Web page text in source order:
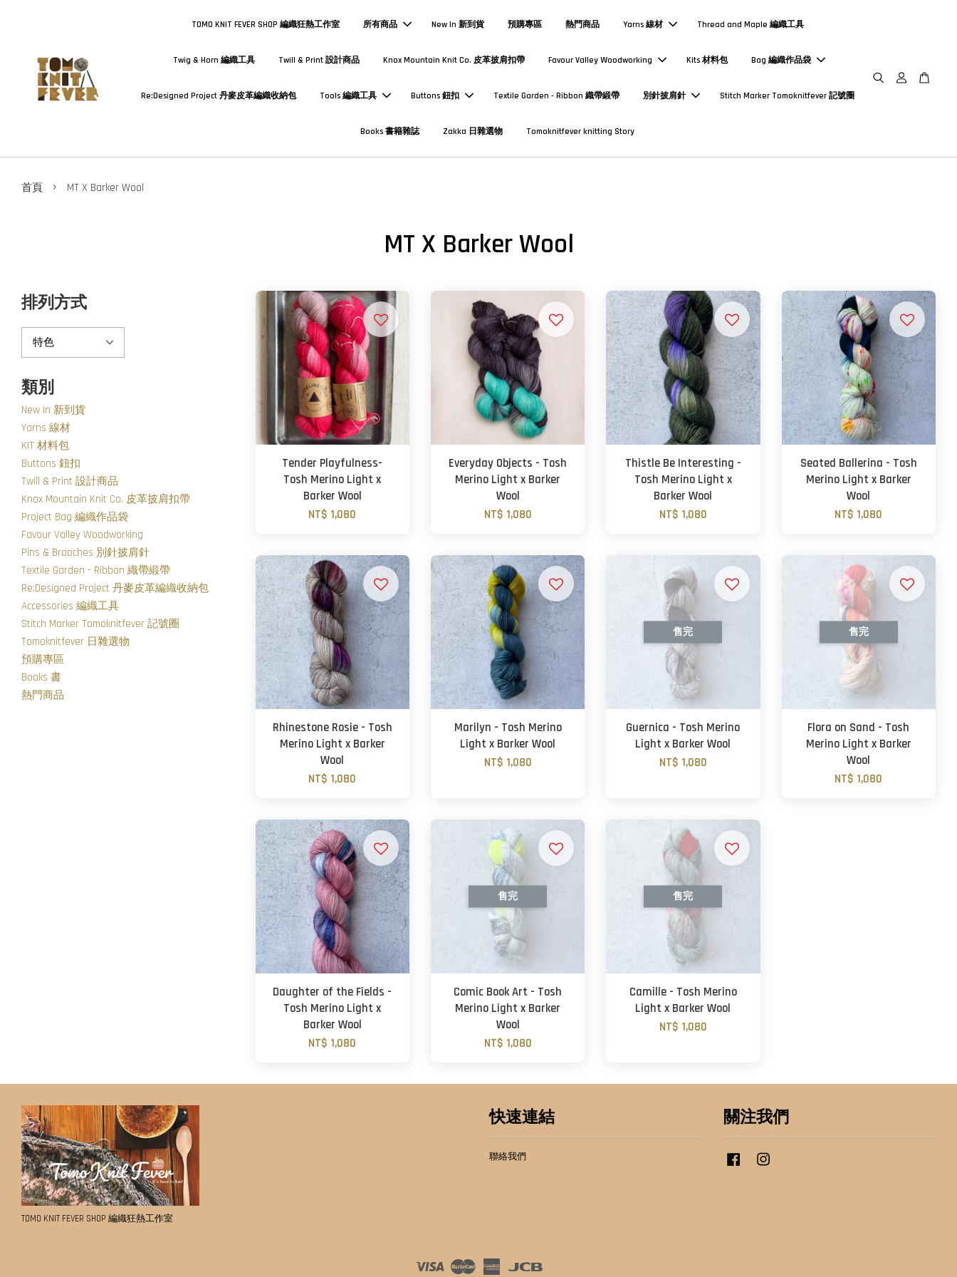
TOMO KNIT FEVER SHOP 編織狂熱工作室 所有商品 New In 新到貨 預購專區 熱門商品 Yarns 線材 Thread and Maple 編織工具
Twig & Horn 編織工具 Twill & Print 設計商品 Knox Mountain Knit Co. 皮革披肩扣帶 Favour Valley Woodworking Kits 材料包 Bag 編織作品袋
Re:Designed Project 丹麥皮革編織收納包 Tools 編織工具 Buttons 鈕扣 Textile Garden - Ribbon 織帶緞帶 別針披肩針 Stitch Marker Tomoknitfever 記號圈
Books 書籍雜誌 Zakka 日雜選物 Tomoknitfever knitting Story
首頁 › MT X Barker Wool
MT X Barker Wool
排列方式
類別
New In 新到貨
Yarns 線材
KIT 材料包
Buttons 鈕扣
Twill & Print 設計商品
Knox Mountain Knit Co. 皮革披肩扣帶
Project Bag 編織作品袋
Favour Valley Woodworking
Pins & Brooches 別針披肩針
Textile Garden - Ribbon 織帶緞帶
Re:Designed Project 丹麥皮革編織收納包
Accessories 編織工具
Stitch Marker Tomoknitfever 記號圈
Tomoknitfever 日雜選物
預購專區
Books 書
熱門商品
Tender Playfulness-
Tosh Merino Light x
Barker Wool
NT$ 1,080
Everyday Objects - Tosh
Merino Light x Barker
Wool
NT$ 1,080
Thistle Be Interesting -
Tosh Merino Light x
Barker Wool
NT$ 1,080
Seated Ballerina - Tosh
Merino Light x Barker
Wool
NT$ 1,080
Rhinestone Rosie - Tosh
Merino Light x Barker
Wool
NT$ 1,080
Marilyn - Tosh Merino
Light x Barker Wool
NT$ 1,080
售完
Guernica - Tosh Merino
Light x Barker Wool
NT$ 1,080
售完
Flora on Sand - Tosh
Merino Light x Barker
Wool
NT$ 1,080
Daughter of the Fields -
Tosh Merino Light x
Barker Wool
NT$ 1,080
售完
Comic Book Art - Tosh
Merino Light x Barker
Wool
NT$ 1,080
售完
Camille - Tosh Merino
Light x Barker Wool
NT$ 1,080
TOMO KNIT FEVER SHOP 編織狂熱工作室
快速連結
聯絡我們
關注我們
Facebook
Visa Master
American